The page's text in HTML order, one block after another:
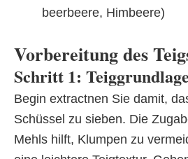
beerbeere, Himbeere)
Vorbereitung des
Schritt 1:
Begin extractnen Sie damit,
Schüssel zu sieben. Die
Mehls hilft, Klumpen zu